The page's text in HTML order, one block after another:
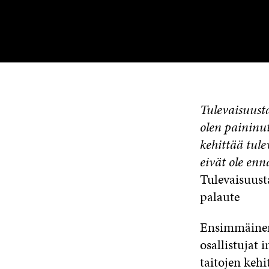
olen
kehittää
eivät ole
palaute
osallistujat
taitojen